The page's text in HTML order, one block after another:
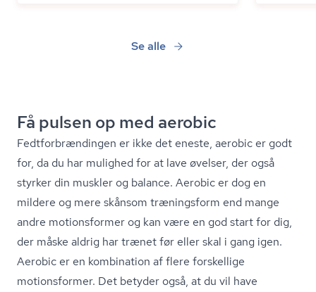
Se alle
Få pulsen op med aerobic
Fedt­for­bræn­din­gen er ikke det eneste, aerobic er godt
for, da du har mulighed for at lave øvelser, der også
styrker din muskler og balance. Aerobic er dog en
mildere og mere skånsom træningsform end mange
andre motionsformer og kan være en god start for dig,
der måske aldrig har trænet før eller skal i gang igen.
Aerobic er en kombination af flere forskellige
motionsformer. Det betyder også, at du vil have